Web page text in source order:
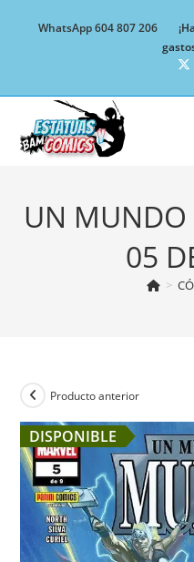
WhatsApp 604 807 206
UN MUNDO
05
>
Producto anterior
DISPONIBLE